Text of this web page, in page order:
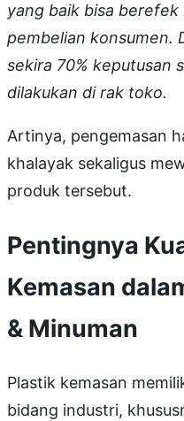
yang baik bisa
pembelian konsumen.
sekira 70% keputusan
dilakukan di rak toko.
Artinya, pengemasan
khalayak sekaligus
produk tersebut.
Pentingnya
Kemasan
& Minuman
Plastik kemasan
bidang industri,